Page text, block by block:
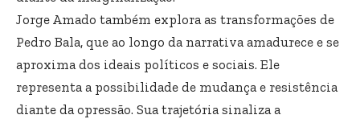
Jorge Amado também explora as transformações de
Pedro Bala, que ao longo da narrativa amadurece e se
aproxima dos ideais políticos e sociais. Ele
representa a possibilidade de mudança e resistência
diante da opressão. Sua trajetória sinaliza a